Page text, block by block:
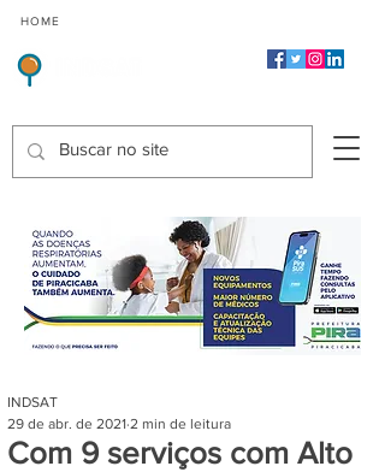
HOME
Com 9 serviços com Alto
INDSAT
29 de abr. de 2021 2 min de leitura